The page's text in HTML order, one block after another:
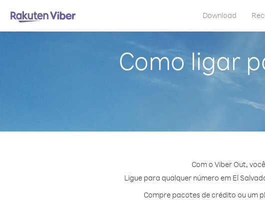
Download
Como ligar
Com o Viber Out,
Ligue para qualquer número em El
Compre pacotes de crédito ou um